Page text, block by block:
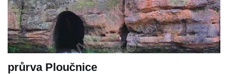
průrva Ploučnice